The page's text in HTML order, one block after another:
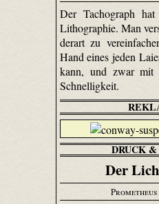
Der Tachograph
Lithographie. Man
derart zu
Hand eines jeden
kann, und zwar mit
Schnelligkeit.
DRUCK
Der
Prometheus